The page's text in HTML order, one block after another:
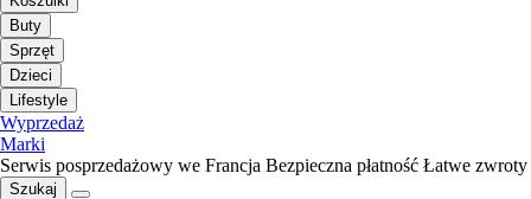
Buty
Sprzęt
Dzieci
Lifestyle
Wyprzedaż
Marki
Serwis posprzedażowy we Francja Bezpieczna płatność Łatwe zwroty
Szukaj